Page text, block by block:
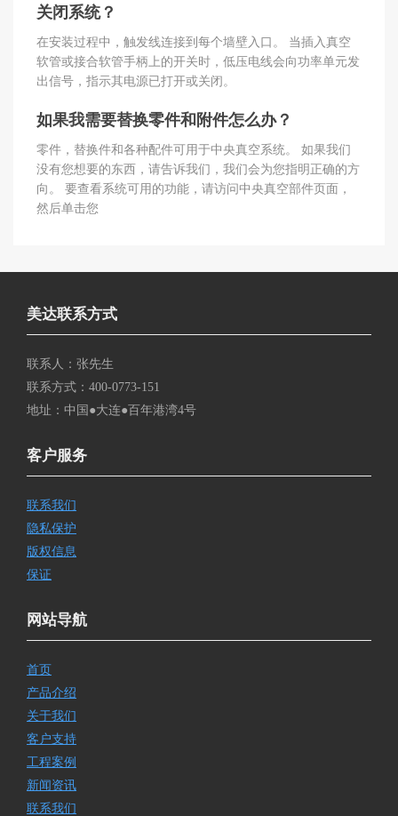
关闭系统？
在安装过程中，触发线连接到每个墙壁入口。 当插入真空
软管或接合软管手柄上的开关时，低压电线会向功率单元发
出信号，指示其电源已打开或关闭。
如果我需要替换零件和附件怎么办？
零件，替换件和各种配件可用于中央真空系统。 如果我们
没有您想要的东西，请告诉我们，我们会为您指明正确的方
向。 要查看系统可用的功能，请访问中央真空部件页面，
然后单击您
美达联系方式
联系人：张先生
联系方式：400-0773-151
地址：中国●大连●百年港湾4号
客户服务
联系我们
隐私保护
版权信息
保证
网站导航
首页
产品介绍
关于我们
客户支持
工程案例
新闻资讯
联系我们